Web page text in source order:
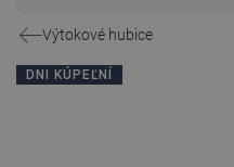
Výtokové hubice
DNI KÚPEĽNÍ